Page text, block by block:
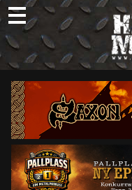
Skip
to
content